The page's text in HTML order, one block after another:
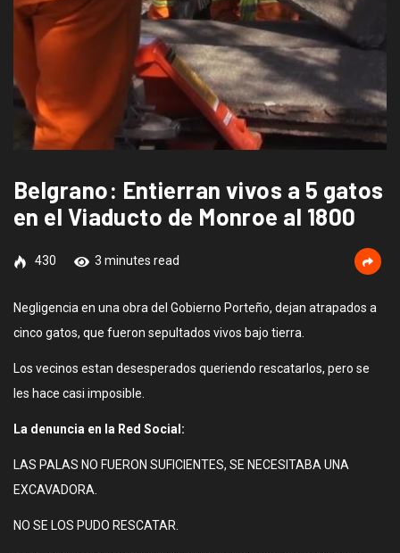
Belgrano: Entierran vivos a 5 gatos
en el Viaducto de Monroe al 1800
430 3 minutes read
Negligencia en una obra del Gobierno Porteño, dejan atrapados a
cinco gatos, que fueron sepultados vivos bajo tierra.
Los vecinos estan desesperados queriendo rescatarlos, pero se
les hace casi imposible.
La denuncia en la Red Social:
LAS PALAS NO FUERON SUFICIENTES, SE NECESITABA UNA
EXCAVADORA.
NO SE LOS PUDO RESCATAR.